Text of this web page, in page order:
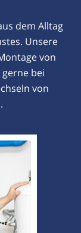
dem Alltag
Unsere
von
bei
von